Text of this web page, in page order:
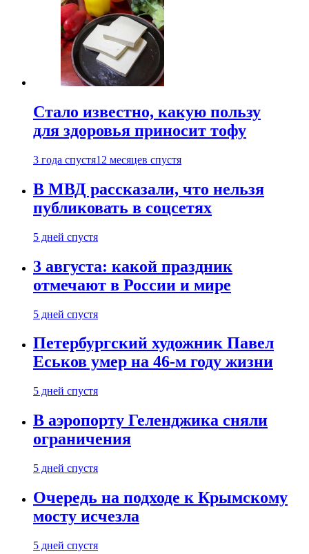
Стало известно, какую пользу
для здоровья приносит тофу
3 года спустя12 месяцев спустя
В МВД рассказали, что нельзя
публиковать в соцсетях
5 дней спустя
3 августа: какой праздник
отмечают в России и мире
5 дней спустя
Петербургский художник Павел
Еськов умер на 46-м году жизни
5 дней спустя
В аэропорту Геленджика сняли
ограничения
5 дней спустя
Очередь на подходе к Крымскому
мосту исчезла
5 дней спустя